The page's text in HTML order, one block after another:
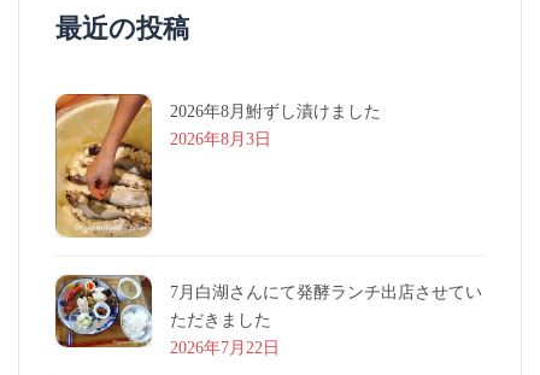
最近の投稿
2026年8月鮒ずし漬けました
2026年8月3日
7月白湖さんにて発酵ランチ出店させてい
ただきました
2026年7月22日